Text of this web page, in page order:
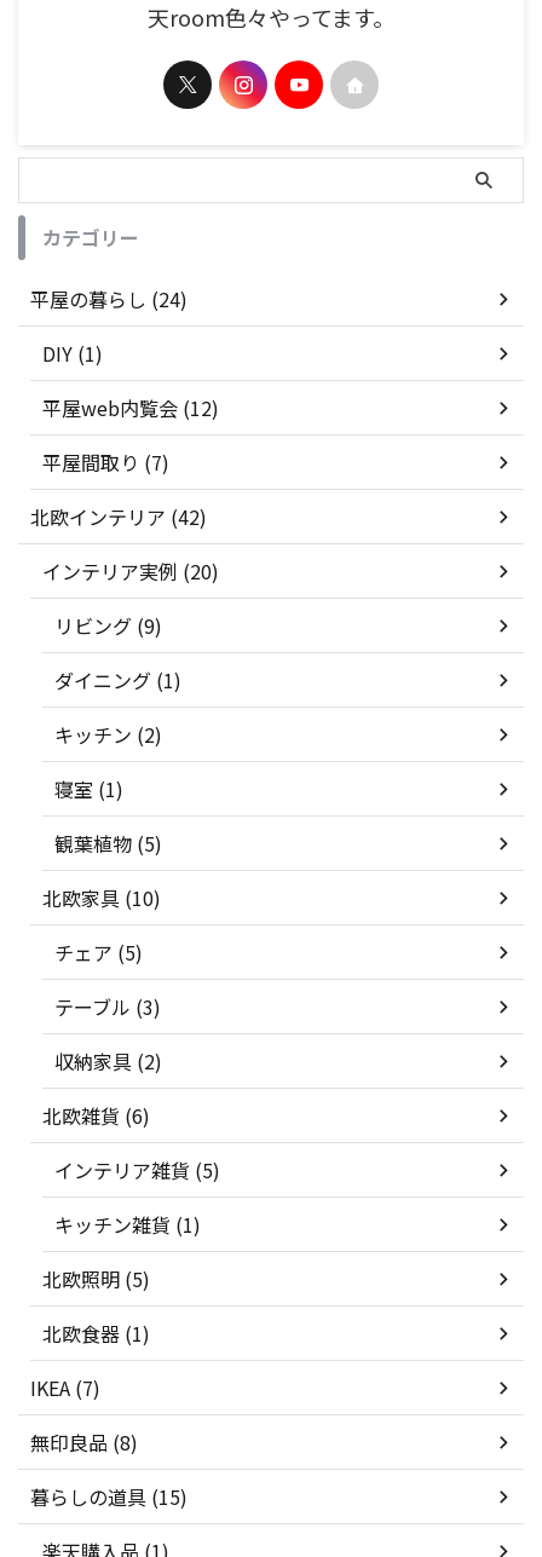
天room色々やってます。
カテゴリー
平屋の暮らし (24)
DIY (1)
平屋web内覧会 (12)
平屋間取り (7)
北欧インテリア (42)
インテリア実例 (20)
リビング (9)
ダイニング (1)
キッチン (2)
寝室 (1)
観葉植物 (5)
北欧家具 (10)
チェア (5)
テーブル (3)
収納家具 (2)
北欧雑貨 (6)
インテリア雑貨 (5)
キッチン雑貨 (1)
北欧照明 (5)
北欧食器 (1)
IKEA (7)
無印良品 (8)
暮らしの道具 (15)
楽天購入品 (1)